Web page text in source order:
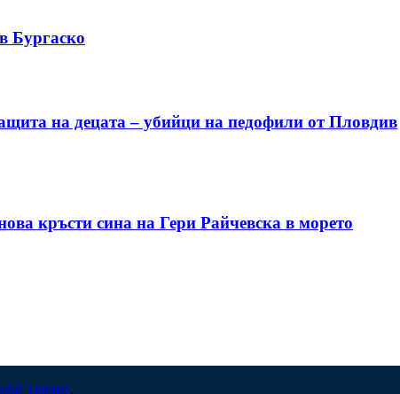
Бургаско
на децата – убийци на педофили от Пловдив
кръсти сина на Гери Райчевска в морето
Themes.